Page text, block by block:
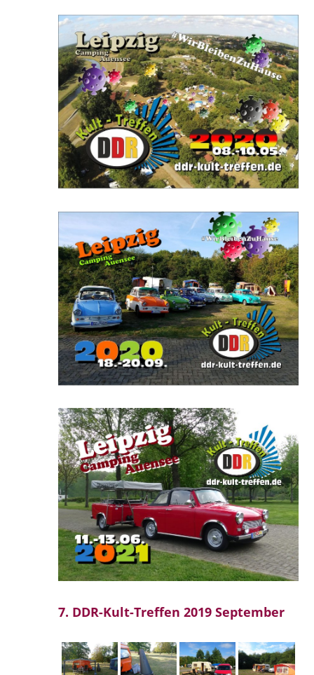
7. DDR-Kult-Treffen 2019 September